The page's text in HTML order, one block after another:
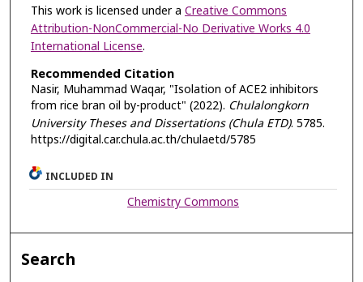
This work is licensed under a Creative Commons
Attribution-NonCommercial-No Derivative Works 4.0
International License.
Recommended Citation
Nasir, Muhammad Waqar, "Isolation of ACE2 inhibitors
from rice bran oil by-product" (2022). Chulalongkorn
University Theses and Dissertations (Chula ETD). 5785.
https://digital.car.chula.ac.th/chulaetd/5785
INCLUDED IN
Chemistry Commons
Search